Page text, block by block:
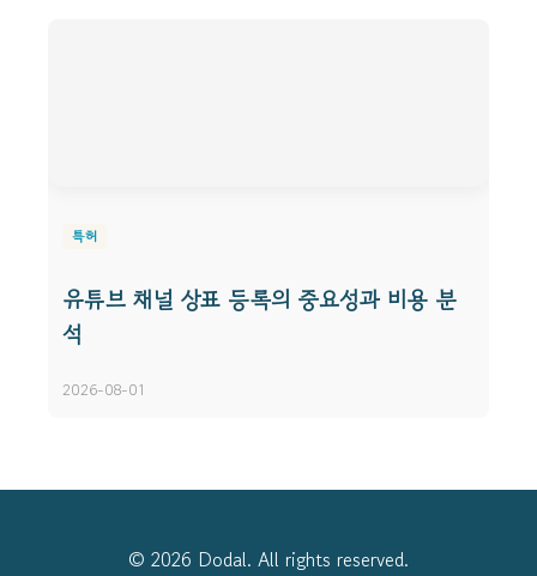
특허
유튜브 채널 상표 등록의 중요성과 비용 분
석
2026-08-01
© 2026 Dodal. All rights reserved.